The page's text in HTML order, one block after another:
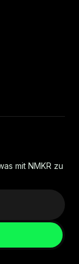
mit NMKR zu